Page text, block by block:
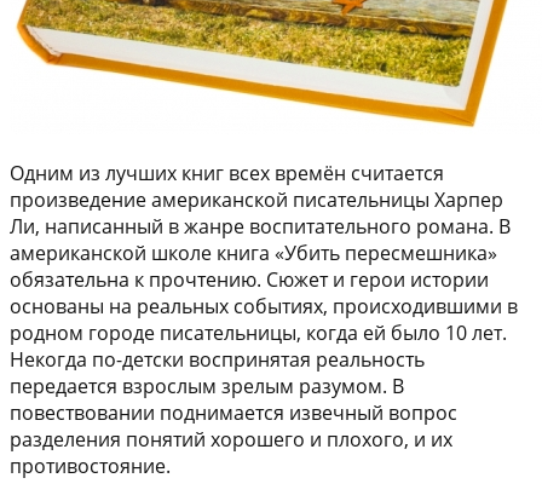
Одним из лучших книг всех времён считается
произведение американской писательницы Харпер
Ли, написанный в жанре воспитательного романа. В
американской школе книга «Убить пересмешника»
обязательна к прочтению. Сюжет и герои истории
основаны на реальных событиях, происходившими в
родном городе писательницы, когда ей было 10 лет.
Некогда по-детски воспринятая реальность
передается взрослым зрелым разумом. В
повествовании поднимается извечный вопрос
разделения понятий хорошего и плохого, и их
противостояние.